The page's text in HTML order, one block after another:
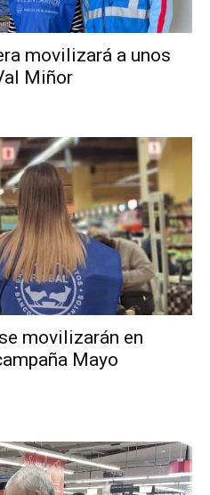
movilizará a unos
Miñor
movilizarán en
Mayo